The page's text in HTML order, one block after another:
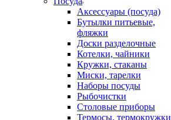
Аксессуары (посуда)
Бутылки питьевые,
фляжки
Доски разделочные
Котелки, чайники
Кружки, стаканы
Миски, тарелки
Наборы посуды
Рыбочистки
Столовые приборы
Термосы, термокружки